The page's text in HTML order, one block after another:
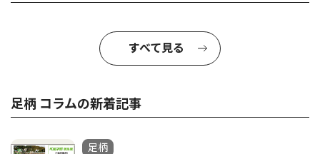
すべて見る
足柄 コラムの新着記事
足柄